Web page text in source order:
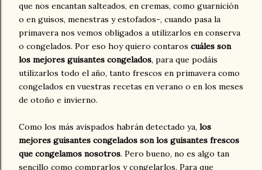
que nos encantan salteados, en cremas, como guarnición
o en guisos, menestras y estofados-, cuando pasa la
primavera nos vemos obligados a utilizarlos en conserva
o congelados. Por eso hoy quiero contaros cuáles son
los mejores guisantes congelados, para que podáis
utilizarlos todo el año, tanto frescos en primavera como
congelados en vuestras recetas en verano o en los meses
de otoño e invierno.
Como los más avispados habrán detectado ya, los
mejores guisantes congelados son los guisantes frescos
que congelamos nosotros. Pero bueno, no es algo tan
sencillo como comprarlos y congelarlos. Para que